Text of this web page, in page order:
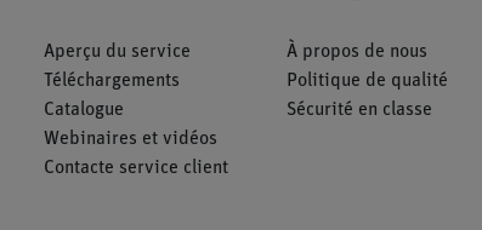
Aperçu du service
Téléchargements
Catalogue
Webinaires et vidéos
Contacte service client
À propos de nous
Politique de qualité
Sécurité en classe